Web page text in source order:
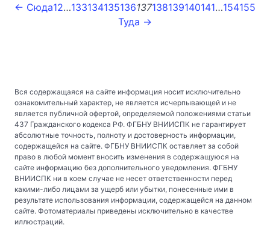
← Сюда12…133134135136137138139140141…154155
Туда →
Вся содержащаяся на сайте информация носит исключительно
ознакомительный характер, не является исчерпывающей и не
является публичной офертой, определяемой положениями статьи
437 Гражданского кодекса РФ. ФГБНУ ВНИИСПК не гарантирует
абсолютные точность, полноту и достоверность информации,
содержащейся на сайте. ФГБНУ ВНИИСПК оставляет за собой
право в любой момент вносить изменения в содержащуюся на
сайте информацию без дополнительного уведомления. ФГБНУ
ВНИИСПК ни в коем случае не несет ответственности перед
какими-либо лицами за ущерб или убытки, понесенные ими в
результате использования информации, содержащейся на данном
сайте. Фотоматериалы приведены исключительно в качестве
иллюстраций.